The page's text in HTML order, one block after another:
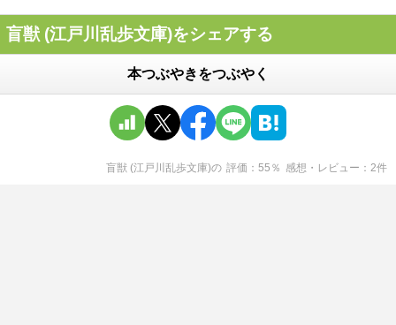
盲獣 (江戸川乱歩文庫)をシェアする
本つぶやきをつぶやく
盲獣 (江戸川乱歩文庫)の 評価 55 ％ 感想・レビュー 2件